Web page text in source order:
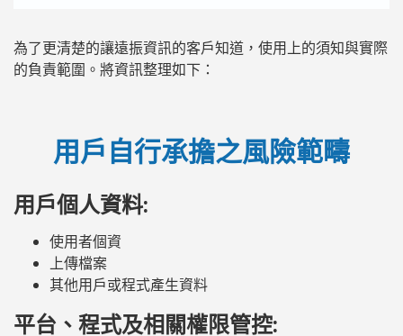
為了更清楚的讓遠振資訊的客戶知道，使用上的須知與實際
的負責範圍。將資訊整理如下：
用戶自行承擔之風險範疇
用戶個人資料:
使用者個資
上傳檔案
其他用戶或程式產生資料
平台、程式及相關權限管控: